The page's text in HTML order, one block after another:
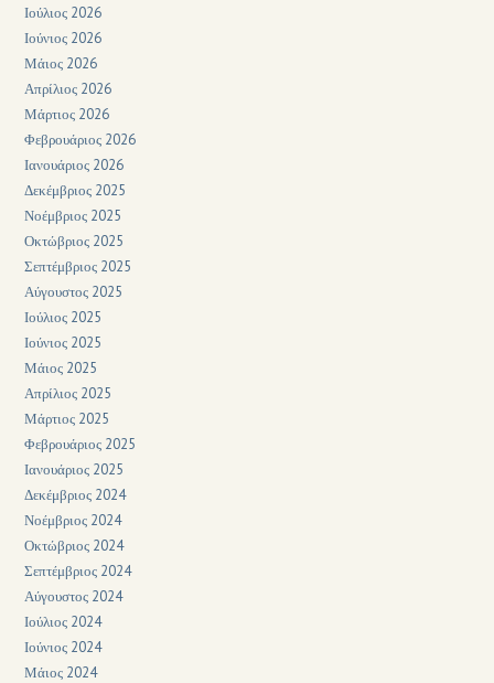
Ιούλιος 2026
Ιούνιος 2026
Μάιος 2026
Απρίλιος 2026
Μάρτιος 2026
Φεβρουάριος 2026
Ιανουάριος 2026
Δεκέμβριος 2025
Νοέμβριος 2025
Οκτώβριος 2025
Σεπτέμβριος 2025
Αύγουστος 2025
Ιούλιος 2025
Ιούνιος 2025
Μάιος 2025
Απρίλιος 2025
Μάρτιος 2025
Φεβρουάριος 2025
Ιανουάριος 2025
Δεκέμβριος 2024
Νοέμβριος 2024
Οκτώβριος 2024
Σεπτέμβριος 2024
Αύγουστος 2024
Ιούλιος 2024
Ιούνιος 2024
Μάιος 2024